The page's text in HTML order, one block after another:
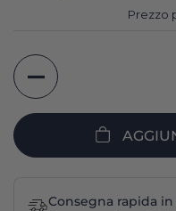
Prezzo
Quantità
Consegna rapida